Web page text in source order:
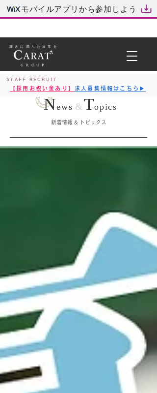
モバイルアプリから参加しよう
輝きに満ちた日常を
GROUP
STAFF RECRUIT
【採用お祝い金あり】 求人募集情報はこちら▶︎
News &Topics
新着情報 & トピックス